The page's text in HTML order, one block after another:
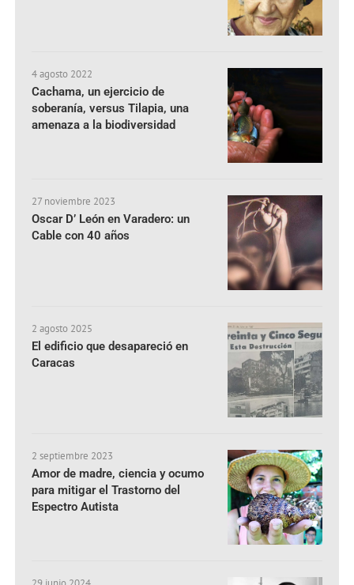
4 agosto 2022
Cachama, un ejercicio de
soberanía, versus Tilapia, una
amenaza a la biodiversidad
27 noviembre 2023
Oscar D’ León en Varadero: un
Cable con 40 años
2 agosto 2025
El edificio que desapareció en
Caracas
2 septiembre 2023
Amor de madre, ciencia y ocumo
para mitigar el Trastorno del
Espectro Autista